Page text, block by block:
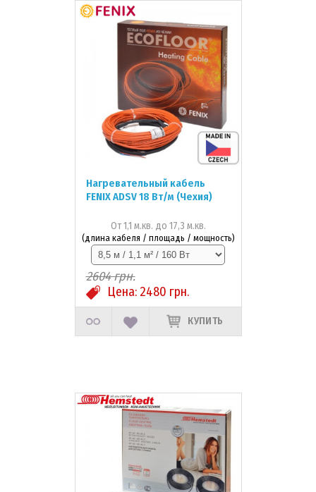
Нагревательный кабель
FENIX ADSV 18 Вт/м (Чехия)
От 1,1 м.кв. до 17,3 м.кв.
(длина кабеля / площадь / мощность)
2604грн.
Цена: 2480 грн.
КУПИТЬ